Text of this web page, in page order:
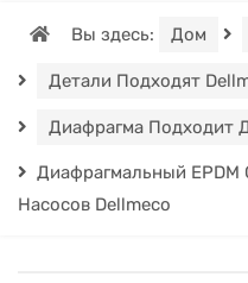
Вы здесь: Дом
Детали Подходят
Диафрагма Подходит
Диафрагмальный
Насосов Dellmeco